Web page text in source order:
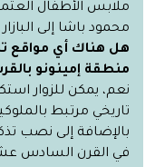
ملابس الأطفال
محمود باشا إلى
هل هناك أي مواقع
منطقة إمينونو
نعم، يمكن للزوار
تاريخي مرتبط
بالإضافة إلى نصب
في القرن السادس